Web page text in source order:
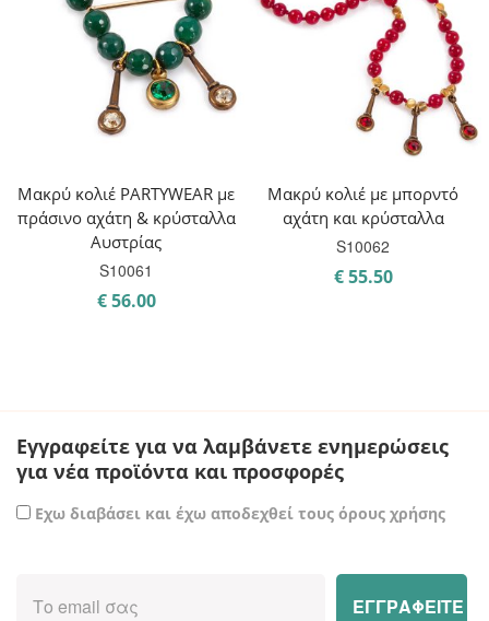
Μακρύ κολιέ PARTYWEAR με
πράσινο αχάτη & κρύσταλλα
Αυστρίας
S10061
€56.00
Μακρύ κολιέ με μπορντό
αχάτη και κρύσταλλα
S10062
€55.50
Εγγραφείτε για να λαμβάνετε ενημερώσεις
για νέα προϊόντα και προσφορές
Εχω διαβάσει και έχω αποδεχθεί τους όρους χρήσης